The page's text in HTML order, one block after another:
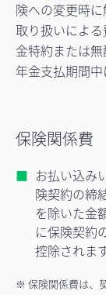
険への変更時
取り扱いによ
金特約または無
年金支払期間中
保険関係費
お払い込み
険契約の締
を除いた金
に保険契約
控除されます
※ 保険関係費は、